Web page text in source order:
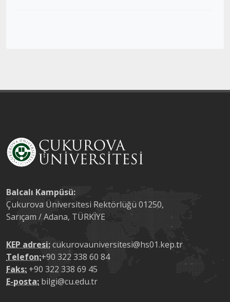
Balcalı Kampüsü:
Çukurova Üniversitesi Rektörlüğü 01250,
Sarıçam / Adana, TÜRKİYE
KEP adresi:cukurovauniversitesi@hs01.kep.tr
Telefon:+90 322 338 60 84
Faks: +90 322 338 69 45
E-posta: bilgi@cu.edu.tr